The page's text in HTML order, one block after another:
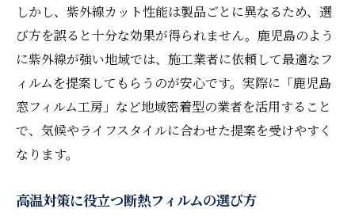
しかし、紫外線カット性能は製品ごとに異なるため、選
び方を誤ると十分な効果が得られません。鹿児島のよう
に紫外線が強い地域では、施工業者に依頼して最適なフ
ィルムを提案してもらうのが安心です。実際に「鹿児島
窓フィルム工房」など地域密着型の業者を活用すること
で、気候やライフスタイルに合わせた提案を受けやすく
なります。
高温対策に役立つ断熱フィルムの選び方